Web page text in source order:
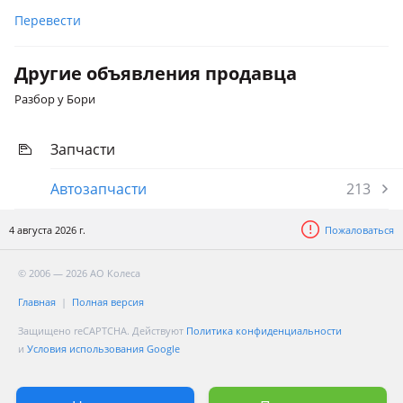
Перевести
Другие объявления продавца
Разбор у Бори
Запчасти
Автозапчасти
213
4 августа 2026 г. Пожаловаться
© 2006 — 2026 АО Колеса
Главная Полная версия
Защищено reCAPTCHA. Действуют Политика конфиденциальности
и Условия использования Google